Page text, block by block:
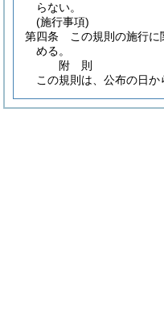
らない。
(施行事項)
第四条
この規則の施行
める。
附 則
この規則は、公布の日か